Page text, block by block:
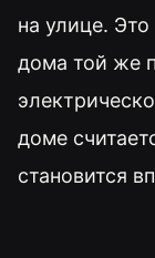
на улице.
дома той же
доме
становится